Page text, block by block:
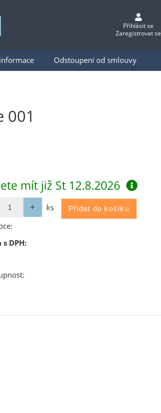
Přihlásit se
Zaregistrovat se
Odstoupení od smlouvy
001
mít již St 12.8.2026
ks
s DPH: